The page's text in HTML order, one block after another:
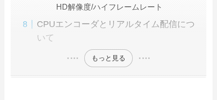
HD解像度/ハイフレームレート
CPUエンコーダとリアルタイム配信につ
いて
もっと見る